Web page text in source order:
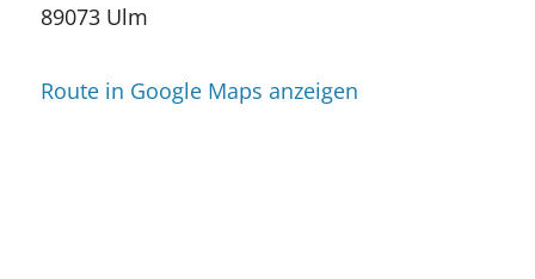
89073 Ulm
Route in Google Maps anzeigen